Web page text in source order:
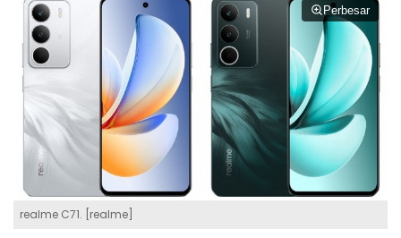
Perbesar
realme C71. [realme]